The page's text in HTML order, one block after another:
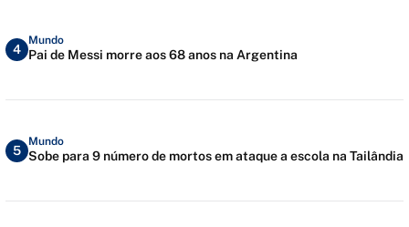
4
Mundo
Pai de Messi morre aos 68 anos na Argentina
5
Mundo
Sobe para 9 número de mortos em ataque a escola na Tailândia